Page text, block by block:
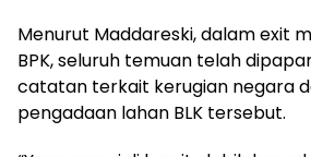
Menurut Maddareski, dalam exit
BPK, seluruh temuan telah
catatan terkait kerugian negara
pengadaan lahan BLK tersebut.